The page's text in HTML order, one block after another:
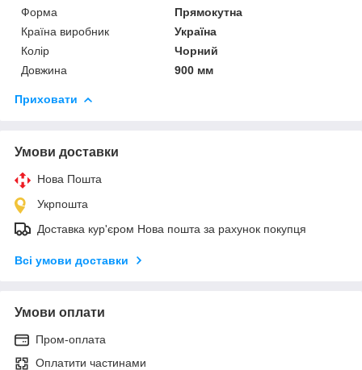
Форма
Прямокутна
Країна виробник
Україна
Колір
Чорний
Довжина
900 мм
Приховати
Умови доставки
Нова Пошта
Укрпошта
Доставка кур'єром Нова пошта за рахунок покупця
Всі умови доставки
Умови оплати
Пром-оплата
Оплатити частинами